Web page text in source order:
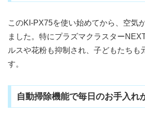
このKI-PX75を使い始めてから、空気
ました。特にプラズマクラスター
ルスや花粉も抑制され、子どもたちも
す。
自動掃除機能で毎日のお手入れ